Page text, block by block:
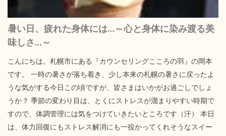
暑い日、疲れた身体には…～心と身体に染み渡る美
味しさ…～
こんにちは。札幌市にある『カウンセリングこころの羽』の岡本
です。 一時の暑さが落ち着き、少し本来の札幌の暑さに戻ったよ
うな気がする今日この頃ですが、皆さまはいかがお過ごしでしょ
うか？ 季節の変わり目は、とくにストレスが溜まりやすい時期で
すので、体調管理には気をつけていきたいところです（汗） 本日
は、体力回復にもストレス解消にも一役かってくれそうなスイー